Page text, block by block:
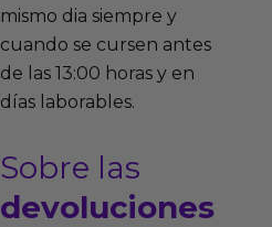
mismo dia siempre y
cuando se cursen antes
de las 13:00 horas y en
días laborables.
Sobre las
devoluciones